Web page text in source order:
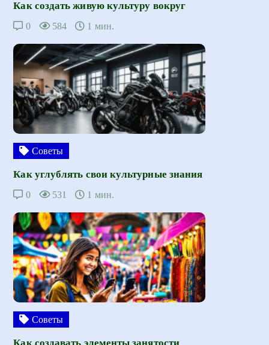
Как создать живую культуру вокруг
0 584 1 мин.
Советы
Как углублять свои культурные знания
0 531 1 мин.
Советы